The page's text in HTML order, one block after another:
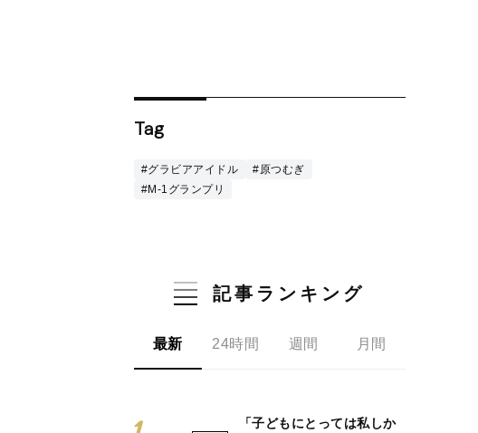
Tag
#グラビアアイドル
#原つむぎ
#M-1グランプリ
記事ランキング
最新 24時間 週間 月間
「子どもにとっては私しか